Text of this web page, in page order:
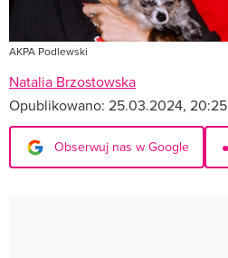
AKPA Podlewski
Natalia Brzostowska
Opublikowano: 25.03.2024, 20:25
Obserwuj nas w Google